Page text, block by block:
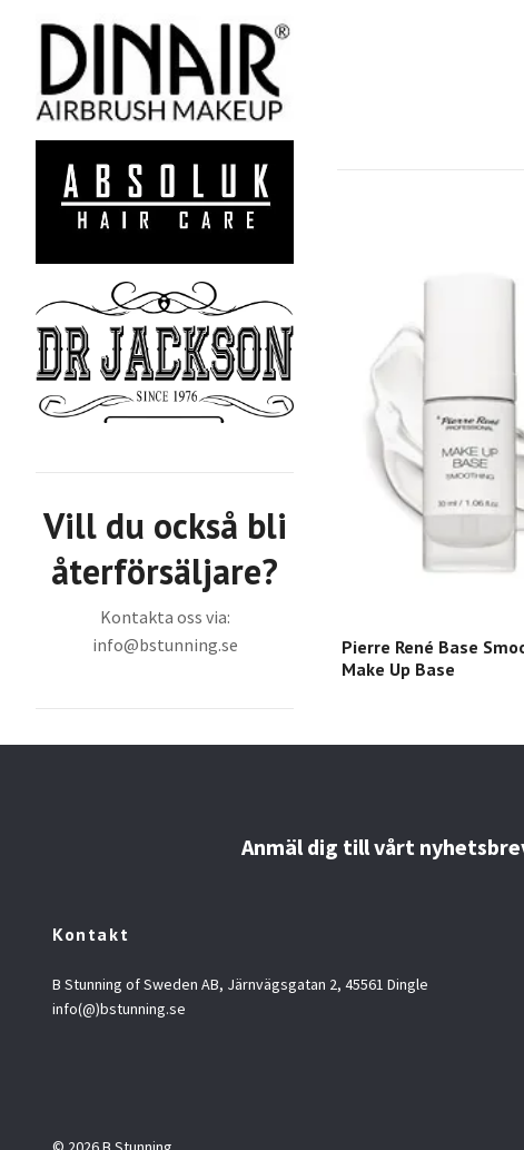
Vill du också bli
återförsäljare?
Kontakta oss via:
info@bstunning.se
Pierre René Base
Make Up Base
Anmäl dig till vårt
Kontakt
B Stunning of Sweden AB, Järnvägsgatan 2, 45561 Dingle
info(@)bstunning.se